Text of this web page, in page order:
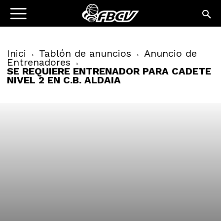
Inici Tablón de anuncios Anuncio de
Entrenadores
SE REQUIERE ENTRENADOR PARA CADETE
NIVEL 2 EN C.B. ALDAIA